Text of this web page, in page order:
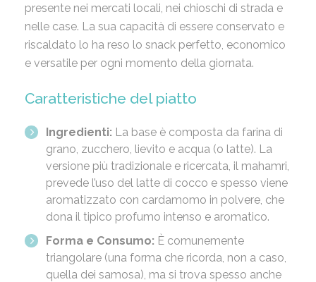
presente nei mercati locali, nei chioschi di strada e
nelle case. La sua capacità di essere conservato e
riscaldato lo ha reso lo snack perfetto, economico
e versatile per ogni momento della giornata.
Caratteristiche del piatto
Ingredienti: La base è composta da farina di
grano, zucchero, lievito e acqua (o latte). La
versione più tradizionale e ricercata, il mahamri,
prevede l’uso del latte di cocco e spesso viene
aromatizzato con cardamomo in polvere, che
dona il tipico profumo intenso e aromatico.
Forma e Consumo: È comunemente
triangolare (una forma che ricorda, non a caso,
quella dei samosa), ma si trova spesso anche